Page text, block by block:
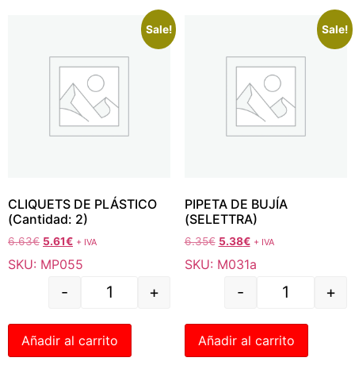
Sale!
CLIQUETS DE PLÁSTICO
(Cantidad: 2)
6.63€ 5.61€ + IVA
SKU: MP055
- +
Añadir al carrito
Sale!
PIPETA DE BUJÍA
(SELETTRA)
6.35€ 5.38€ + IVA
SKU: M031a
- +
Añadir al carrito